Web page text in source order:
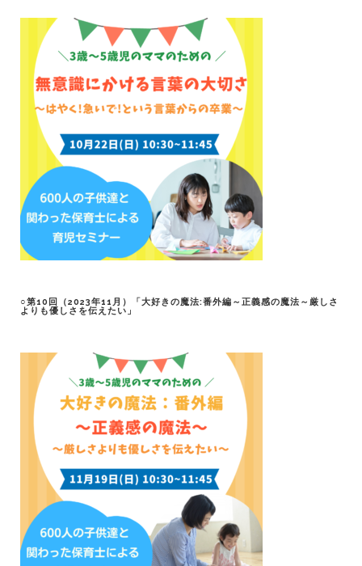
○第10回（2023年11月）「大好きの魔法:番外編～正義感の魔法～厳しさ
よりも優しさを伝えたい」